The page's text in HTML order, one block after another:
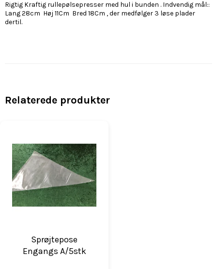
Rigtig Kraftig rullepølsepresser med hul i bunden . Indvendig mål::
Lang 28cm Høj 11Cm Bred 18Cm , der medfølger 3 løse plader
dertil.
Relaterede produkter
Sprøjtepose
Engangs A/5stk